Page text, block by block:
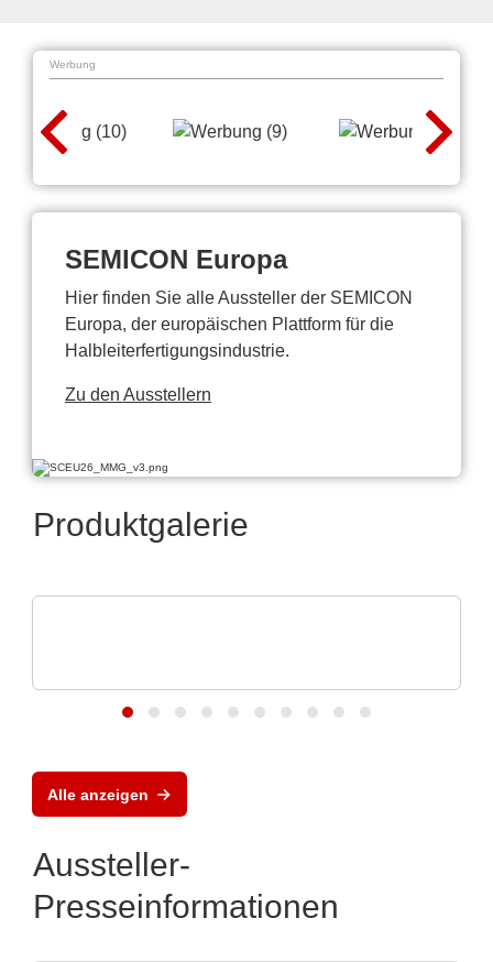
Werbung
SEMICON Europa
Hier finden Sie alle Aussteller der SEMICON
Europa, der europäischen Plattform für die
Halbleiterfertigungsindustrie.
Zu den Ausstellern
Produktgalerie
Alle anzeigen
Aussteller-
Presseinformationen